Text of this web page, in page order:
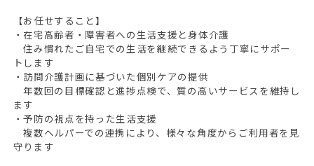
【お任せすること】
・在宅高齢者・障害者への生活支援と身体介護
住み慣れたご自宅での生活を継続できるよう丁寧にサポー
トします
・訪問介護計画に基づいた個別ケアの提供
年数回の目標確認と進捗点検で、質の高いサービスを維持し
ます
・予防の視点を持った生活支援
複数ヘルパーでの連携により、様々な角度からご利用者を見
守ります